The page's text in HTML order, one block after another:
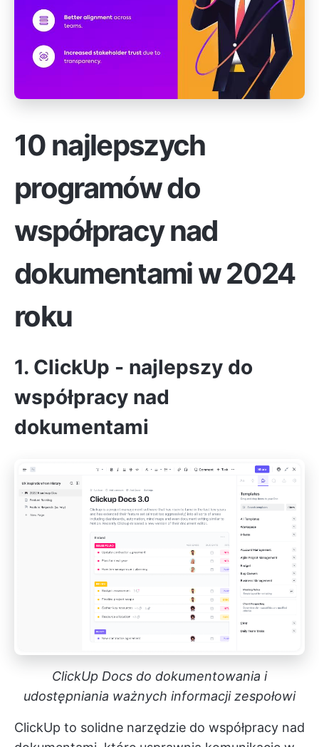
10 najlepszych
programów do
współpracy nad
dokumentami w 2024
roku
1. ClickUp - najlepszy do
współpracy nad
dokumentami
ClickUp Docs do dokumentowania i
udostępniania ważnych informacji zespołowi
ClickUp to solidne narzędzie do współpracy nad